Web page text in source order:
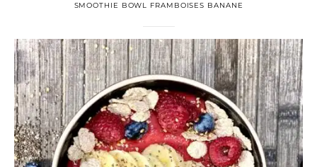
SMOOTHIE BOWL FRAMBOISES BANANE